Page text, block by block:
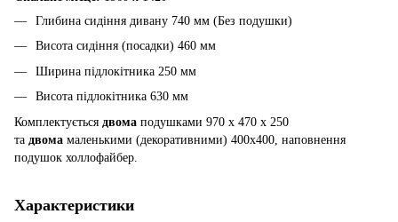
Глибина сидіння дивану 740 мм (Без подушки)
Висота сидіння (посадки) 460 мм
Ширина підлокітника 250 мм
Висота підлокітника 630 мм
Комплектується двома подушками 970 х 470 х 250
та двома маленькими (декоративними) 400х400, наповнення
подушок холлофайбер.
Характеристики